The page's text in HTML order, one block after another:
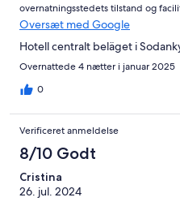
overnatningsstedets tilstand og
Oversæt med Google
Hotell centralt beläget i
Overnattede 4 nætter i januar 2025
0
Verificeret anmeldelse
8/10 Godt
Cristina
26. jul. 2024